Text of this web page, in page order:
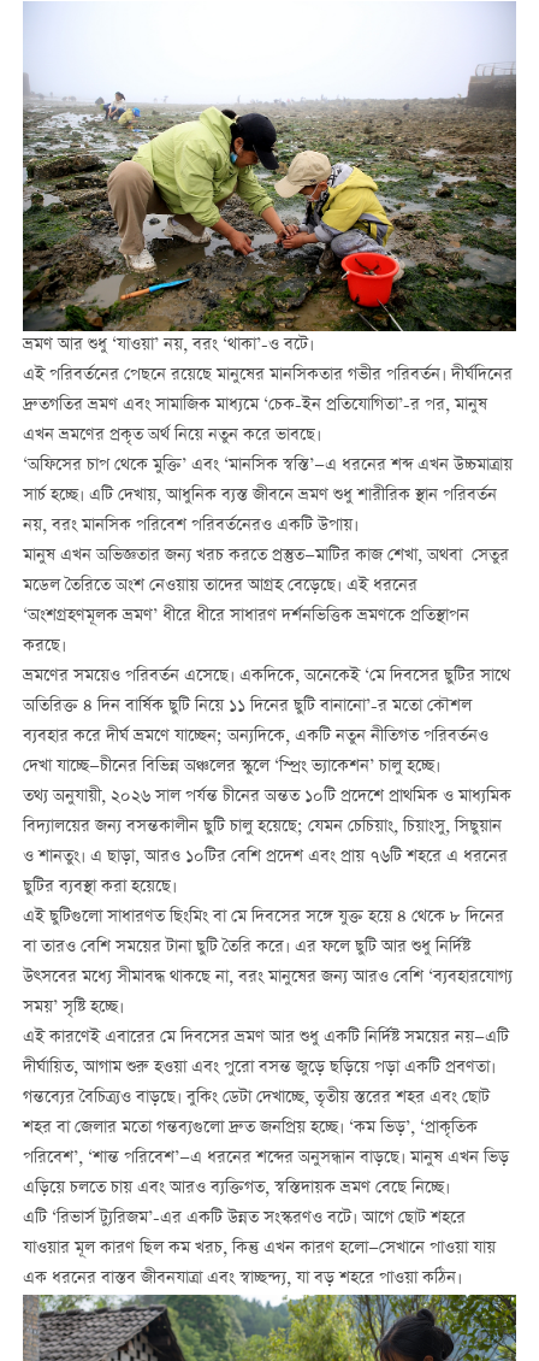
ভ্রমণ আর শুধু ‘যাওয়া’ নয়, বরং ‘থাকা’-ও বটে।
এই পরিবর্তনের পেছনে রয়েছে মানুষের মানসিকতার গভীর পরিবর্তন। দীর্ঘদিনের
দ্রুতগতির ভ্রমণ এবং সামাজিক মাধ্যমে ‘চেক-ইন প্রতিযোগিতা’-র পর, মানুষ
এখন ভ্রমণের প্রকৃত অর্থ নিয়ে নতুন করে ভাবছে।
‘অফিসের চাপ থেকে মুক্তি’ এবং ‘মানসিক স্বস্তি’—এ ধরনের শব্দ এখন উচ্চমাত্রায়
সার্চ হচ্ছে। এটি দেখায়, আধুনিক ব্যস্ত জীবনে ভ্রমণ শুধু শারীরিক স্থান পরিবর্তন
নয়, বরং মানসিক পরিবেশ পরিবর্তনেরও একটি উপায়।
মানুষ এখন অভিজ্ঞতার জন্য খরচ করতে প্রস্তুত—মাটির কাজ শেখা, অথবা সেতুর
মডেল তৈরিতে অংশ নেওয়ায় তাদের আগ্রহ বেড়েছে। এই ধরনের
‘অংশগ্রহণমূলক ভ্রমণ’ ধীরে ধীরে সাধারণ দর্শনভিত্তিক ভ্রমণকে প্রতিস্থাপন
করছে।
ভ্রমণের সময়েও পরিবর্তন এসেছে। একদিকে, অনেকেই ‘মে দিবসের ছুটির সাথে
অতিরিক্ত ৪ দিন বার্ষিক ছুটি নিয়ে ১১ দিনের ছুটি বানানো’-র মতো কৌশল
ব্যবহার করে দীর্ঘ ভ্রমণে যাচ্ছেন; অন্যদিকে, একটি নতুন নীতিগত পরিবর্তনও
দেখা যাচ্ছে—চীনের বিভিন্ন অঞ্চলের স্কুলে ‘স্প্রিং ভ্যাকেশন’ চালু হচ্ছে।
তথ্য অনুযায়ী, ২০২৬ সাল পর্যন্ত চীনের অন্তত ১০টি প্রদেশে প্রাথমিক ও মাধ্যমিক
বিদ্যালয়ের জন্য বসন্তকালীন ছুটি চালু হয়েছে; যেমন চেচিয়াং, চিয়াংসু, সিছুয়ান
ও শানতুং। এ ছাড়া, আরও ১০টির বেশি প্রদেশ এবং প্রায় ৭৬টি শহরে এ ধরনের
ছুটির ব্যবস্থা করা হয়েছে।
এই ছুটিগুলো সাধারণত ছিংমিং বা মে দিবসের সঙ্গে যুক্ত হয়ে ৪ থেকে ৮ দিনের
বা তারও বেশি সময়ের টানা ছুটি তৈরি করে। এর ফলে ছুটি আর শুধু নির্দিষ্ট
উত্সবের মধ্যে সীমাবদ্ধ থাকছে না, বরং মানুষের জন্য আরও বেশি ‘ব্যবহারযোগ্য
সময়’ সৃষ্টি হচ্ছে।
এই কারণেই এবারের মে দিবসের ভ্রমণ আর শুধু একটি নির্দিষ্ট সময়ের নয়—এটি
দীর্ঘায়িত, আগাম শুরু হওয়া এবং পুরো বসন্ত জুড়ে ছড়িয়ে পড়া একটি প্রবণতা।
গন্তব্যের বৈচিত্র্যও বাড়ছে। বুকিং ডেটা দেখাচ্ছে, তৃতীয় স্তরের শহর এবং ছোট
শহর বা জেলার মতো গন্তব্যগুলো দ্রুত জনপ্রিয় হচ্ছে। ‘কম ভিড়’, ‘প্রাকৃতিক
পরিবেশ’, ‘শান্ত পরিবেশ’—এ ধরনের শব্দের অনুসন্ধান বাড়ছে। মানুষ এখন ভিড়
এড়িয়ে চলতে চায় এবং আরও ব্যক্তিগত, স্বস্তিদায়ক ভ্রমণ বেছে নিচ্ছে।
এটি ‘রিভার্স ট্যুরিজম’-এর একটি উন্নত সংস্করণও বটে। আগে ছোট শহরে
যাওয়ার মূল কারণ ছিল কম খরচ, কিন্তু এখন কারণ হলো—সেখানে পাওয়া যায়
এক ধরনের বাস্তব জীবনযাত্রা এবং স্বাচ্ছন্দ্য, যা বড় শহরে পাওয়া কঠিন।